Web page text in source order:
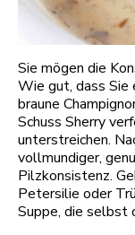
Sie mögen die
Wie gut, dass Sie
braune
Schuss Sherry
unterstreichen.
vollmundiger,
Pilzkonsistenz.
Petersilie oder
Suppe, die selbst